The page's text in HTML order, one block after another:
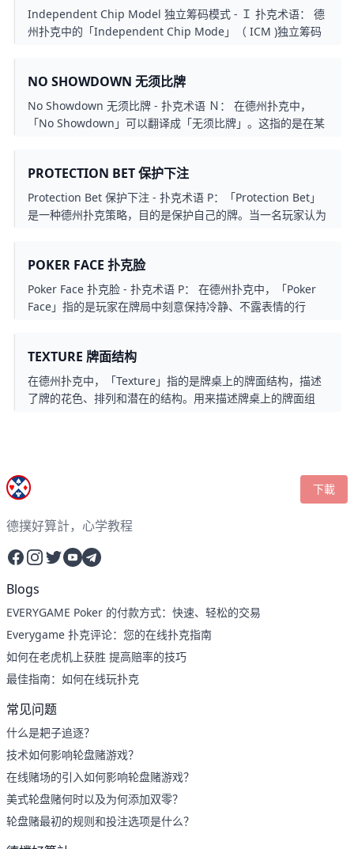
Independent Chip Model 独立筹码模式 - Ｉ 扑克术语： 德
州扑克中的「Independent Chip Mode」（ ICM )独立筹码
资金池视为集体。这种模式使得玩家更关注自己的筹码数量，
而不是整体比赛的筹码总数。
NO SHOWDOWN 无须比牌
No Showdown 无须比牌 - 扑克术语 Ｎ： 在德州扑克中，
「No Showdown」可以翻译成「无须比牌」。这指的是在某
来表示没有进行比牌，而这名玩家可以直接赢得奖池。
PROTECTION BET 保护下注
Protection Bet 保护下注 - 扑克术语 P：「Protection Bet」
是一种德州扑克策略，目的是保护自己的牌。当一名玩家认为
Bet」。这个下注的目的是迫使对手付出一个高昂的价格来继
续参与游戏，以减少他们改进牌的机会，同时也可以增加底池
的价值。
POKER FACE 扑克脸
Poker Face 扑克脸 - 扑克术语 P： 在德州扑克中，「Poker
Face」指的是玩家在牌局中刻意保持冷静、不露表情的行
TEXTURE 牌面结构
在德州扑克中，「Texture」指的是牌桌上的牌面结构，描述
了牌的花色、排列和潜在的结构。用来描述牌桌上的牌面组
下載
德撲好算計，心学教程
Facebook
Instagram
Twitter
YouTube
Telegram
Blogs
EVERYGAME Poker 的付款方式：快速、轻松的交易
Everygame 扑克评论：您的在线扑克指南
如何在老虎机上获胜 提高赔率的技巧
最佳指南：如何在线玩扑克
常见问题
什么是耙子追逐？
技术如何影响轮盘赌游戏？
在线赌场的引入如何影响轮盘赌游戏？
美式轮盘赌何时以及为何添加双零？
轮盘赌最初的规则和投注选项是什么？